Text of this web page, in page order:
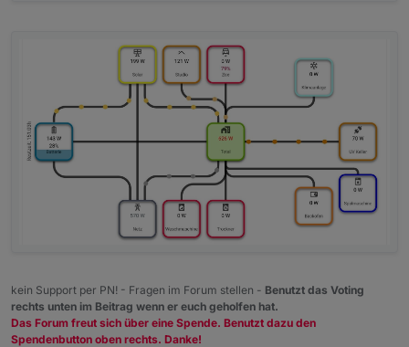
kein Support per PN! - Fragen im Forum stellen - Benutzt das Voting
rechts unten im Beitrag wenn er euch geholfen hat.
Das Forum freut sich über eine Spende. Benutzt dazu den
Spendenbutton oben rechts. Danke!